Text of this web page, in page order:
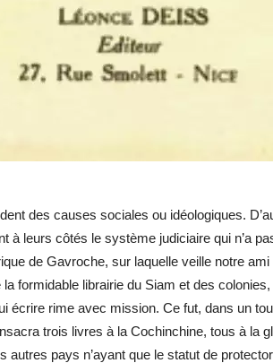
des causes sociales ou idéologiques.
à leurs côtés le système judiciaire qui n’a
de Gavroche, sur laquelle veille notre
formidable librairie du Siam et des
écrire rime avec mission. Ce fut, dans un
trois livres à la Cochinchine, tous à la
autres pays n’ayant que le statut de